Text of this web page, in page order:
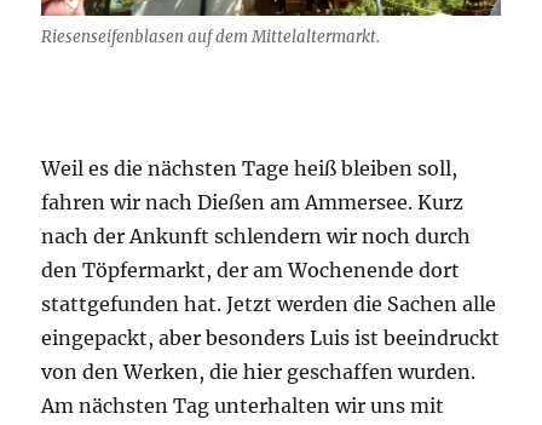
Riesenseifenblasen auf dem Mittelaltermarkt.
Weil es die nächsten Tage heiß bleiben soll,
fahren wir nach Dießen am Ammersee. Kurz
nach der Ankunft schlendern wir noch durch
den Töpfermarkt, der am Wochenende dort
stattgefunden hat. Jetzt werden die Sachen alle
eingepackt, aber besonders Luis ist beeindruckt
von den Werken, die hier geschaffen wurden.
Am nächsten Tag unterhalten wir uns mit